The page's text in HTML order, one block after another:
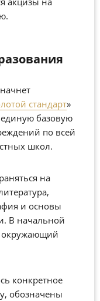
стандарт»
базовую
по всей
школ.
на
и основы
В начальной
окружающий
конкретное
обозначены